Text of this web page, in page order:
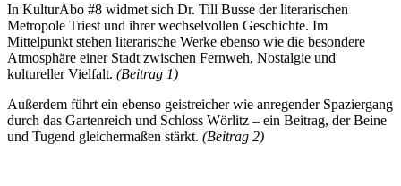
In KulturAbo #8 widmet sich Dr. Till Busse der literarischen
Metropole Triest und ihrer wechselvollen Geschichte. Im
Mittelpunkt stehen literarische Werke ebenso wie die besondere
Atmosphäre einer Stadt zwischen Fernweh, Nostalgie und
kultureller Vielfalt. (Beitrag 1)
Außerdem führt ein ebenso geistreicher wie anregender Spaziergang
durch das Gartenreich und Schloss Wörlitz – ein Beitrag, der Beine
und Tugend gleichermaßen stärkt. (Beitrag 2)